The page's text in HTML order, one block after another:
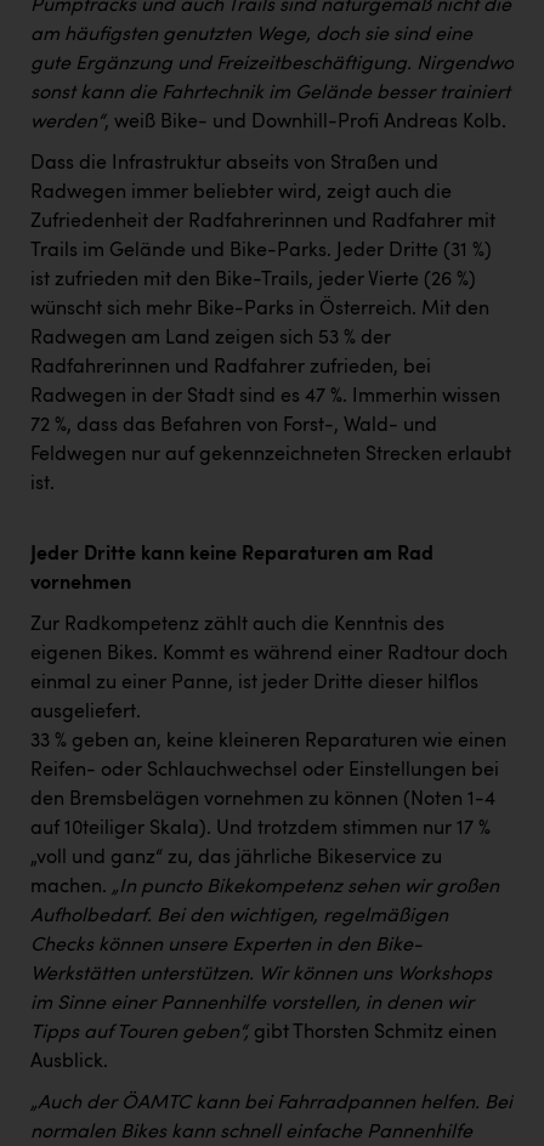
Pumptracks und auch Trails sind naturgemäß nicht die
am häufigsten genutzten Wege, doch sie sind eine
gute Ergänzung und Freizeitbeschäftigung. Nirgendwo
sonst kann die Fahrtechnik im Gelände besser trainiert
werden“, weiß Bike- und Downhill-Profi Andreas Kolb.
Dass die Infrastruktur abseits von Straßen und
Radwegen immer beliebter wird, zeigt auch die
Zufriedenheit der Radfahrerinnen und Radfahrer mit
Trails im Gelände und Bike-Parks. Jeder Dritte (31 %)
ist zufrieden mit den Bike-Trails, jeder Vierte (26 %)
wünscht sich mehr Bike-Parks in Österreich. Mit den
Radwegen am Land zeigen sich 53 % der
Radfahrerinnen und Radfahrer zufrieden, bei
Radwegen in der Stadt sind es 47 %. Immerhin wissen
72 %, dass das Befahren von Forst-, Wald- und
Feldwegen nur auf gekennzeichneten Strecken erlaubt
ist.
Jeder Dritte kann keine Reparaturen am Rad
vornehmen
Zur Radkompetenz zählt auch die Kenntnis des
eigenen Bikes. Kommt es während einer Radtour doch
einmal zu einer Panne, ist jeder Dritte dieser hilflos
ausgeliefert.
33 % geben an, keine kleineren Reparaturen wie einen
Reifen- oder Schlauchwechsel oder Einstellungen bei
den Bremsbelägen vornehmen zu können (Noten 1-4
auf 10teiliger Skala). Und trotzdem stimmen nur 17 %
„voll und ganz“ zu, das jährliche Bikeservice zu
machen. „In puncto Bikekompetenz sehen wir großen
Aufholbedarf. Bei den wichtigen, regelmäßigen
Checks können unsere Experten in den Bike-
Werkstätten unterstützen. Wir können uns Workshops
im Sinne einer Pannenhilfe vorstellen, in denen wir
Tipps auf Touren geben“, gibt Thorsten Schmitz einen
Ausblick.
„Auch der ÖAMTC kann bei Fahrradpannen helfen. Bei
normalen Bikes kann schnell einfache Pannenhilfe